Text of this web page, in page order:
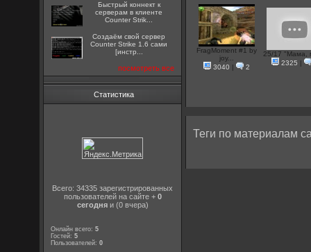
Быстрый коннект к
серверам в клиенте
Counter Strik...
Создаём свой сервер
Counter Strike 1.6 сами
[инстр...
посмотреть все
Статистика
Всего: 34335 зарегистрированных
пользователей на сайте + 0
сегодняи (0 вчера)
Онлайн всего:5
Гостей:5
Пользователей:0
FragMoment #1 by
joy...
3040 | 2
25/17 "Мама,
2325 |
Теги по материалам